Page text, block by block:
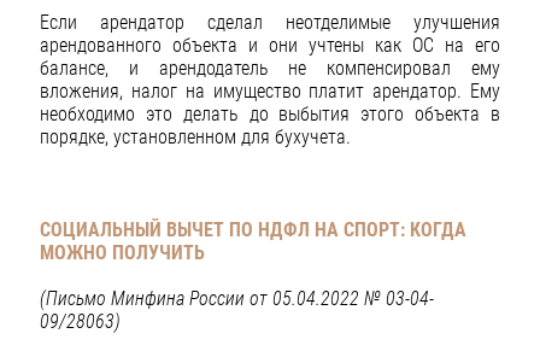
Если арендатор сделал неотделимые улучшения
арендованного объекта и они учтены как ОС на его
балансе, и арендодатель не компенсировал ему
вложения, налог на имущество платит арендатор. Ему
необходимо это делать до выбытия этого объекта в
порядке, установленном для бухучета.
СОЦИАЛЬНЫЙ ВЫЧЕТ ПО НДФЛ НА СПОРТ: КОГДА
МОЖНО ПОЛУЧИТЬ
(Письмо Минфина России от 05.04.2022 № 03-04-
09/28063)